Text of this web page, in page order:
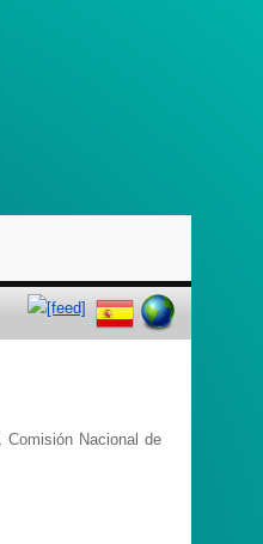
Comisión Nacional de